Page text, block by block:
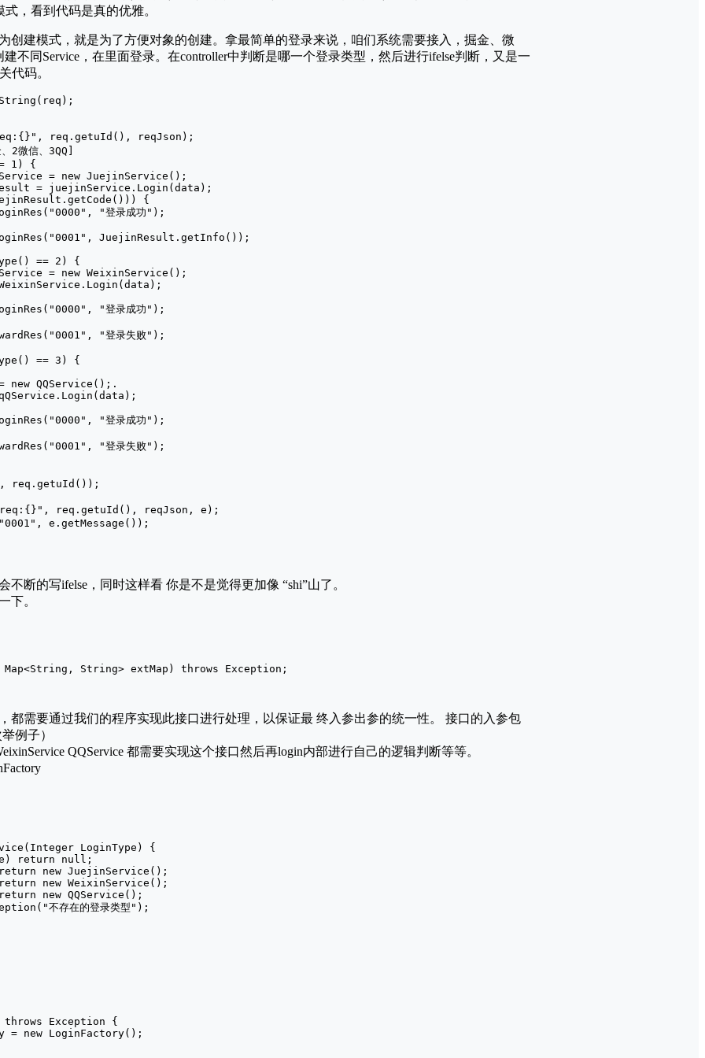
，看到代码是真的优雅。
创建模式，就是为了方便对象的创建。拿最简单的登录来说，咱们系统需要接入，掘金、微
不同Service，在里面登录。在controller中判断是哪一个登录类型，然后进行ifelse判断，又是一
代码。
req.getuId(), reqJson);
2微信、3QQ]
1) {
= new JuejinService();
= juejinService.Login(data);
{
"登录成功");
JuejinResult.getInfo());
== 2) {
= new WeixinService();
"登录成功");
"登录失败");
== 3) {
new QQService();.
"登录成功");
"登录失败");
req.getuId());
req.getuId(), reqJson, e);
e.getMessage());
断的写ifelse，同时这样看 你是不是觉得更加像 “shi”山了。
下。
String> extMap) throws Exception;
都需要通过我们的程序实现此接⼝进⾏处理，以保证最 终⼊参出参的统⼀性。 接⼝的⼊参包
例子）
QQService 都需要实现这个接口然后再login内部进行自己的逻辑判断等等。
LoginType) {
return null;
new JuejinService();
new WeixinService();
new QQService();
不存在的登录类型");
Exception {
= new LoginFactory();